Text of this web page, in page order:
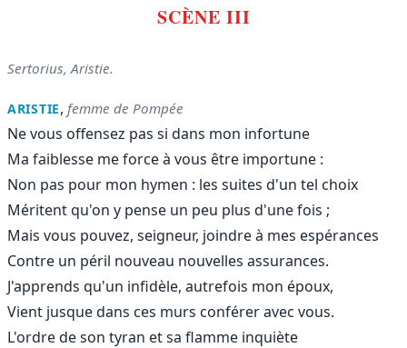
SCÈNE III
Sertorius, Aristie.
ARISTIE, femme de Pompée
Ne vous offensez pas si dans mon infortune
Ma faiblesse me force à vous être importune :
Non pas pour mon hymen : les suites d'un tel choix
Méritent qu'on y pense un peu plus d'une fois ;
Mais vous pouvez, seigneur, joindre à mes espérances
Contre un péril nouveau nouvelles assurances.
J'apprends qu'un infidèle, autrefois mon époux,
Vient jusque dans ces murs conférer avec vous.
L'ordre de son tyran et sa flamme inquiète